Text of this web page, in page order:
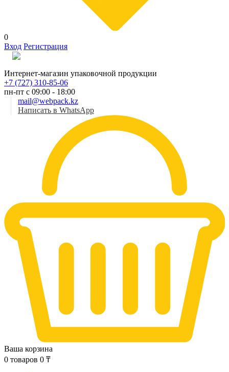
0
Вход Регистрация
Интернет-магазин упаковочной продукции
+7 (727) 310-85-06
пн-пт с 09:00 - 18:00
mail@webpack.kz
Написать в WhatsApp
Ваша корзина
0 товаров 0 ₸